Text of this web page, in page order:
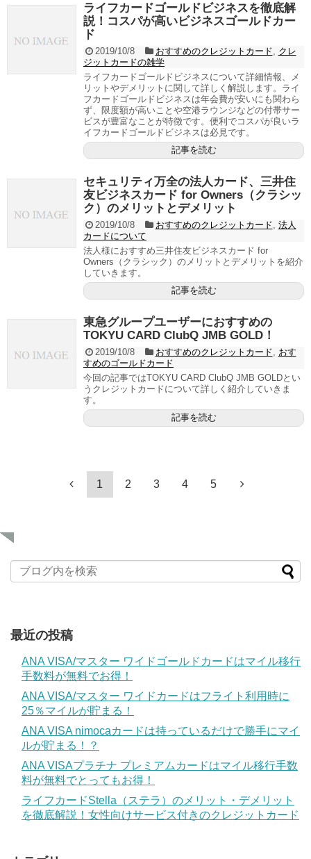
ライフカードゴールドビジネスを徹底解
説！コスパが高いビジネスゴールドカー
ド
2019/10/8 おすすめのクレジットカード
クレ
ジットカードの雑学
ライフカードゴールドビジネスについて詳細情報、メ
リットやデメリットに関して詳しく解説します。ライ
フカードゴールドビジネスは年会費が安いにも関わら
ず、限度額が高いことや空港ラウンジなどの付帯サー
ビスが豊富なことが特徴です。便利でコスパが良いラ
イフカードゴールドビジネスは必見です。
記事を読む
セキュリティ万全の法人カード、三井住
友ビジネスカード for Owners（クラシッ
ク）のメリットとデメリット
2019/10/8 おすすめのクレジットカード 法人
カードについて
法人様におすすめ三井住友ビジネスカード for
Owners（クラシック）のメリットとデメリットを紹介
していきます。
記事を読む
東急グループユーザーにおすすめの
TOKYU CARD ClubQ JMB GOLD！
2019/10/8 おすすめのクレジットカード
おす
すめのゴールドカード
今回の記事ではTOKYU CARD ClubQ JMB GOLDとい
うクレジットカードについて詳しく紹介していきま
す。
記事を読む
1 2 3 4 5
最近の投稿
ANA VISA/マスター ワイドゴールドカードはマイル移行
手数料が無料でお得！
ANA VISA/マスター ワイドカードはフライト利用時に
25％マイルが貯まる！
ANA VISA nimocaカードは持っているだけで勝手にマイ
ルが貯まる！？
ANA VISAプラチナ プレミアムカードはマイル移行手数
料が無料でとってもお得！
ライフカードStella（ステラ）のメリット・デメリット
を徹底解説！女性向けサービス付きのクレジットカード